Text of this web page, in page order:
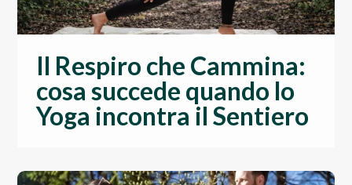
Il Respiro che Cammina:
cosa succede quando lo
Yoga incontra il Sentiero